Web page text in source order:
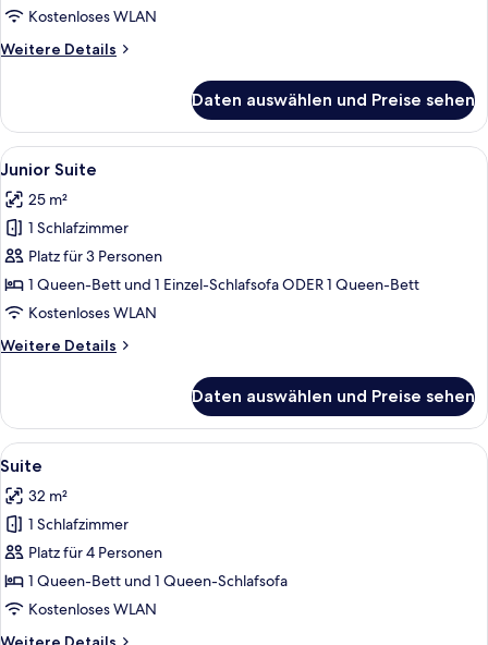
Kostenloses WLAN
Weitere Details
Weitere
Dreibettzimmer
Daten auswählen und Preise sehen
Alle
Fotos
für
Junior
Suite
anzeigen
Ein modernes Hotelzimmer mit Bett,
6
Junior Suite
25 m²
1 Schlafzimmer
Platz für 3 Personen
1 Queen-Bett und 1 Einzel-Schlafsofa ODER 1 Queen-Bett
Kostenloses WLAN
Weitere Details
Weitere
Suite
Daten auswählen und Preise sehen
Alle
Fotos
für
Suite
anzeigen
Ein Hotelzimmer mit einem Bett,
6
Suite
32 m²
1 Schlafzimmer
Platz für 4 Personen
1 Queen-Bett und 1 Queen-Schlafsofa
Kostenloses WLAN
Weitere